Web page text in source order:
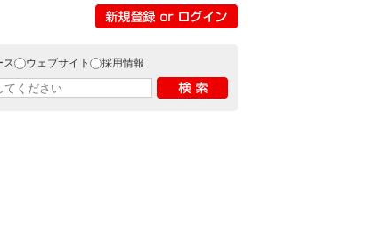
ス ウェブサイト 採用情報